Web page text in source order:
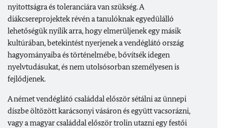
nyitottságra és toleranciára van szükség. A
diákcsereprojektek révén a tanulóknak egyedülálló
lehetőségük nyílik arra, hogy elmerüljenek egy másik
kultúrában, betekintést nyerjenek a vendéglátó ország
hagyományaiba és történelmébe, bővítsék idegen
nyelvtudásukat, és nem utolsósorban személyesen is
fejlődjenek.
A német vendéglátó családdal először sétálni az ünnepi
díszbe öltözött karácsonyi vásáron és együtt vacsorázni,
vagy a magyar családdal először trolin utazni egy festői